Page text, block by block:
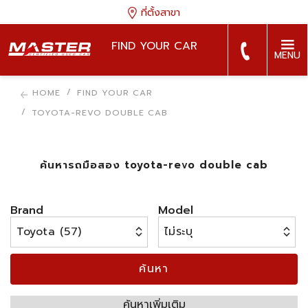
ที่ตั้งสาขา
FIND YOUR CAR
MENU
HOME
FIND YOUR CAR
TOYOTA-REVO DOUBLE CAB
ค้นหารถมือสอง toyota-revo double cab
Brand Model
ค้นหา
ค้นหาเพิ่มเติม